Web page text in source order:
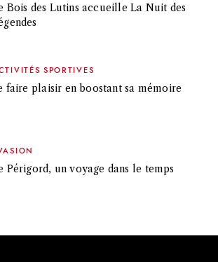
Bois des Lutins accueille La Nuit des
SPORTIVES
faire plaisir en boostant sa mémoire
Périgord, un voyage dans le temps